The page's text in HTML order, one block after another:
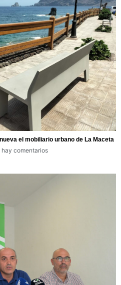
el mobiliario urbano de La Maceta
hay comentarios